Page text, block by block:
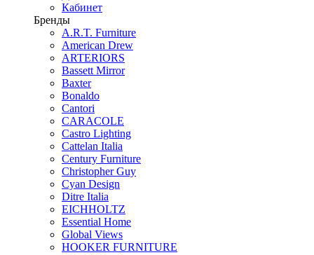
Кабинет
Бренды
A.R.T. Furniture
American Drew
ARTERIORS
Bassett Mirror
Baxter
Bonaldo
Cantori
CARACOLE
Castro Lighting
Cattelan Italia
Century Furniture
Christopher Guy
Cyan Design
Ditre Italia
EICHHOLTZ
Essential Home
Global Views
HOOKER FURNITURE